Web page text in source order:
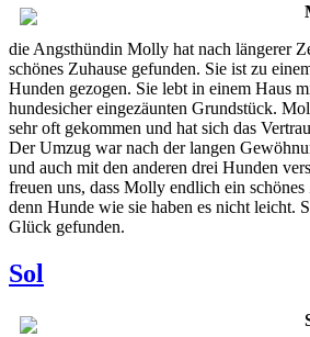
die Angsthündin Molly hat nach längerer
schönes Zuhause gefunden. Sie ist zu
Hunden gezogen. Sie lebt in einem Haus
hundesicher eingezäunten Grundstück.
sehr oft gekommen und hat sich das
Der Umzug war nach der langen
und auch mit den anderen drei Hunden
freuen uns, dass Molly endlich ein schönes
denn Hunde wie sie haben es nicht leicht.
Glück gefunden.
Sol